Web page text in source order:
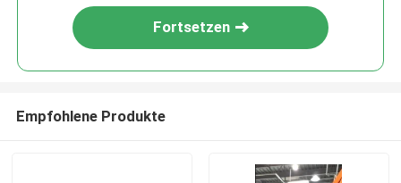
Fortsetzen
Empfohlene Produkte